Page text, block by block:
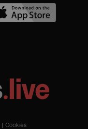
Cookies